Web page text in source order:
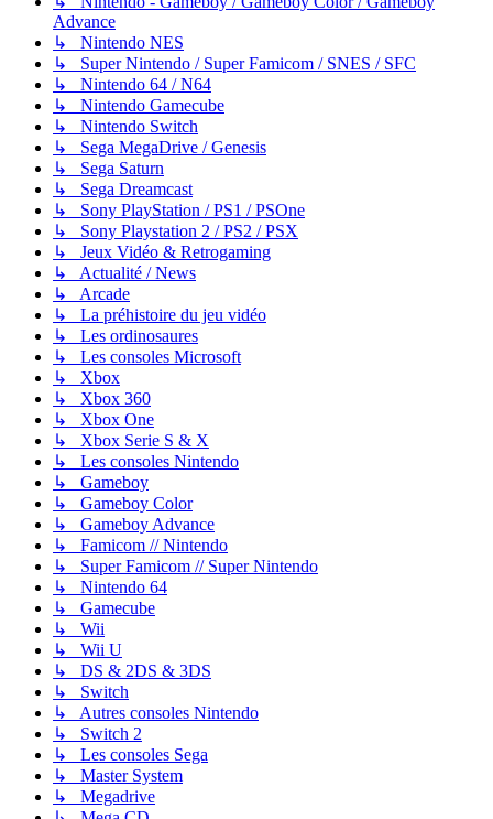
Advance
↳ Nintendo NES
↳ Super Nintendo / Super Famicom / SNES / SFC
↳ Nintendo 64 / N64
↳ Nintendo Gamecube
↳ Nintendo Switch
↳ Sega MegaDrive / Genesis
↳ Sega Saturn
↳ Sega Dreamcast
↳ Sony PlayStation / PS1 / PSOne
↳ Sony Playstation 2 / PS2 / PSX
↳ Jeux Vidéo & Retrogaming
↳ Actualité / News
↳ Arcade
↳ La préhistoire du jeu vidéo
↳ Les ordinosaures
↳ Les consoles Microsoft
↳ Xbox
↳ Xbox 360
↳ Xbox One
↳ Xbox Serie S & X
↳ Les consoles Nintendo
↳ Gameboy
↳ Gameboy Color
↳ Gameboy Advance
↳ Famicom // Nintendo
↳ Super Famicom // Super Nintendo
↳ Nintendo 64
↳ Gamecube
↳ Wii
↳ Wii U
↳ DS & 2DS & 3DS
↳ Switch
↳ Autres consoles Nintendo
↳ Switch 2
↳ Les consoles Sega
↳ Master System
↳ Megadrive